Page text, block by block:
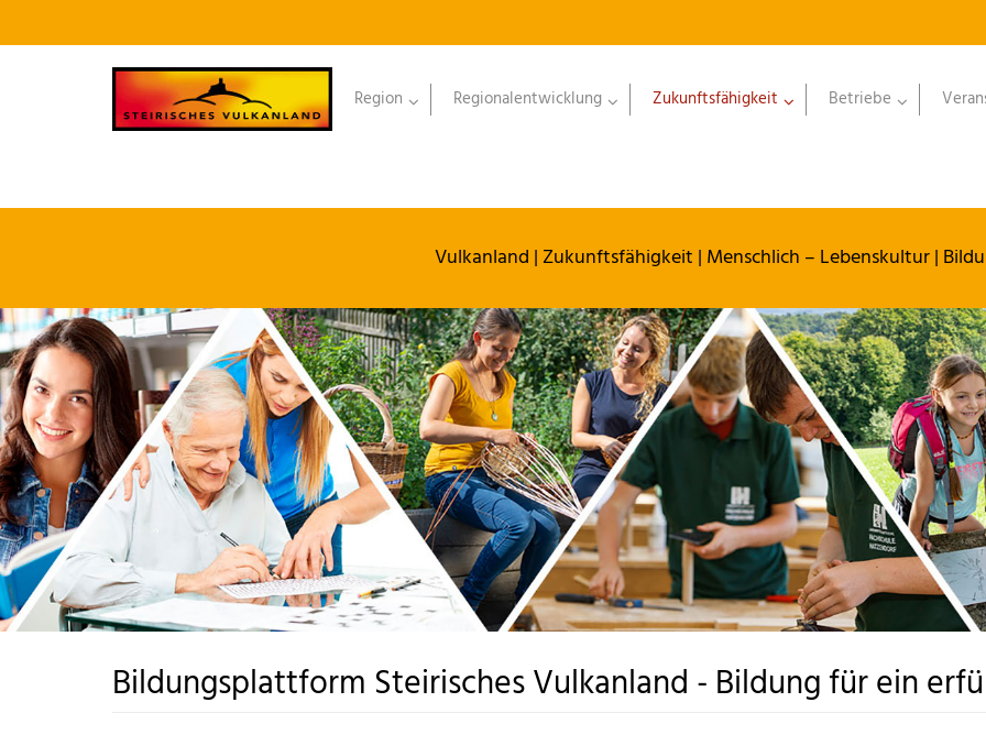
Region Regionalentwicklung Zukunftsfähigkeit Betriebe
Vulkanland | Zukunftsfähigkeit | Menschlich – Lebenskultur|
Bildungsplattform Steirisches Vulkanland - Bildung für ein